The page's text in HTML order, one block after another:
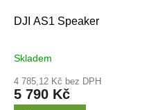
DJI AS1 Speaker
Skladem
4 785,12 Kč bez DPH
5 790 Kč